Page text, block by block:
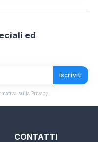
ed
Iscriviti
sulla Privacy
CONTATTI